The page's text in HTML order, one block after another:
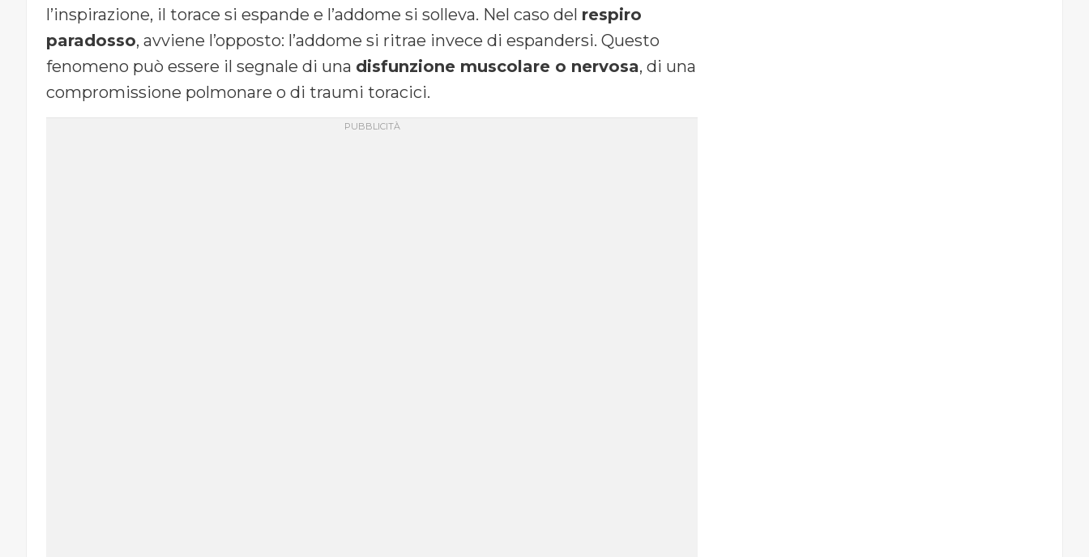
l’inspirazione, il torace si espande e l’addome si solleva. Nel caso del respiro
paradosso, avviene l’opposto: l’addome si ritrae invece di espandersi. Questo
fenomeno può essere il segnale di una disfunzione muscolare o nervosa, di una
compromissione polmonare o di traumi toracici.